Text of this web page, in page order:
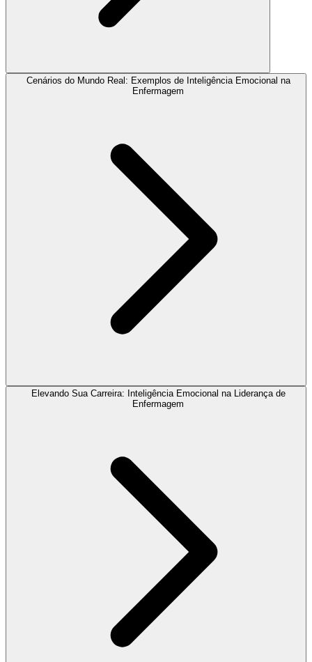
Cenários do Mundo Real: Exemplos de Inteligência Emocional na
Enfermagem
Elevando Sua Carreira: Inteligência Emocional na Liderança de
Enfermagem